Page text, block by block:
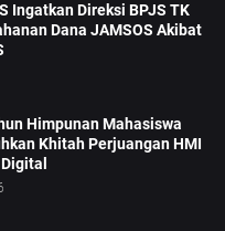
Ingatkan Direksi BPJS TK
Dana JAMSOS Akibat
Himpunan Mahasiswa
Khitah Perjuangan HMI